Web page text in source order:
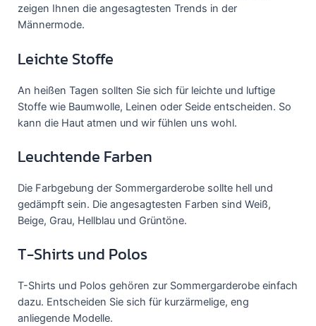
zeigen Ihnen die angesagtesten Trends in der
Männermode.
Leichte Stoffe
An heißen Tagen sollten Sie sich für leichte und luftige
Stoffe wie Baumwolle, Leinen oder Seide entscheiden. So
kann die Haut atmen und wir fühlen uns wohl.
Leuchtende Farben
Die Farbgebung der Sommergarderobe sollte hell und
gedämpft sein. Die angesagtesten Farben sind Weiß,
Beige, Grau, Hellblau und Grüntöne.
T-Shirts und Polos
T-Shirts und Polos gehören zur Sommergarderobe einfach
dazu. Entscheiden Sie sich für kurzärmelige, eng
anliegende Modelle.